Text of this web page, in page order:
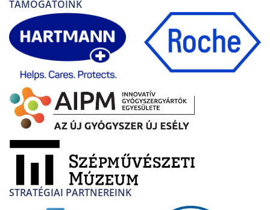
TÁMOGATÓINK
STRATÉGIAI PARTNEREINK